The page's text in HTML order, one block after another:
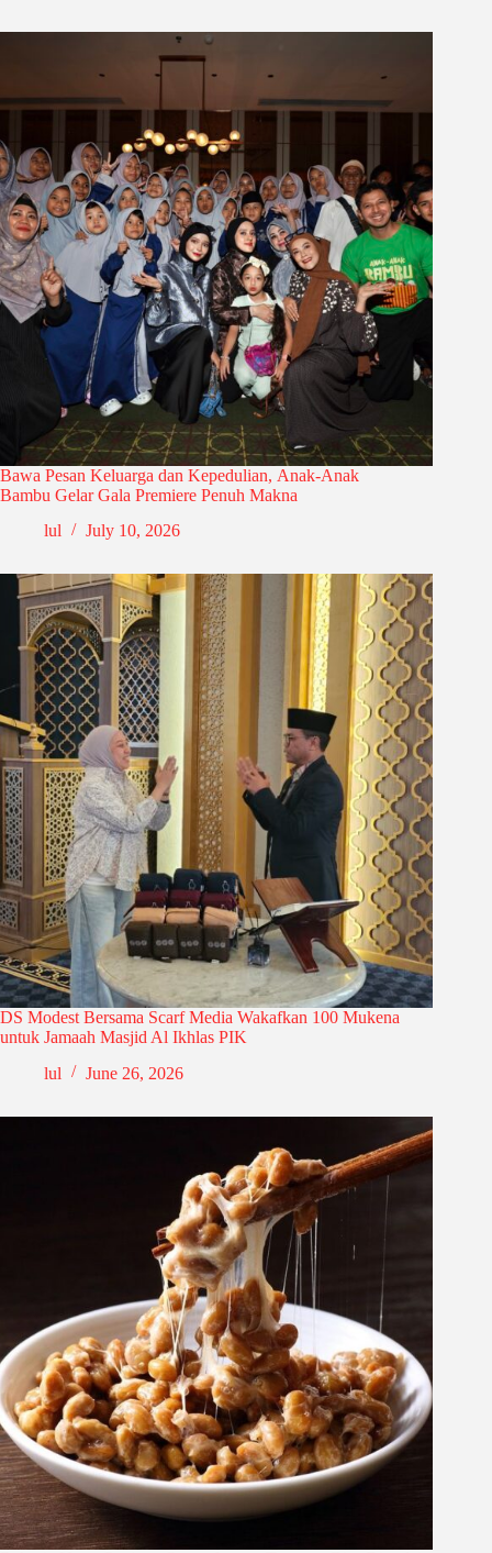
Bawa Pesan Keluarga dan Kepedulian, Anak-Anak
Bambu Gelar Gala Premiere Penuh Makna
lul
July 10, 2026
DS Modest Bersama Scarf Media Wakafkan 100 Mukena
untuk Jamaah Masjid Al Ikhlas PIK
lul
June 26, 2026